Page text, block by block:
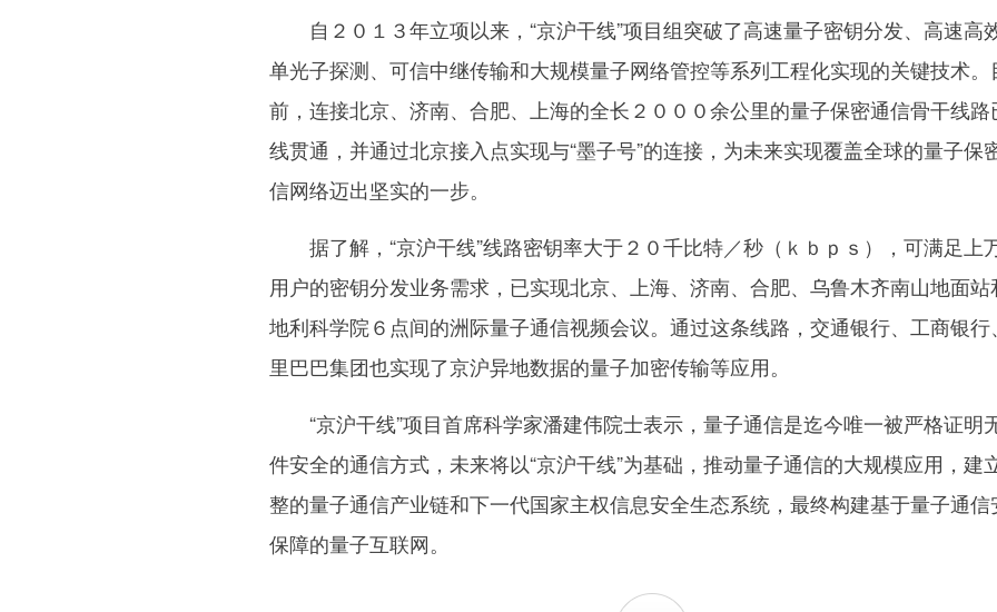
自２０１３年立项以来，“京沪干线”项目组突破了高速量子密钥分发、高速高
单光子探测、可信中继传输和大规模量子网络管控等系列工程化实现的关键技术。
前，连接北京、济南、合肥、上海的全长２０００余公里的量子保密通信骨干线路
线贯通，并通过北京接入点实现与“墨子号”的连接，为未来实现覆盖全球的量子保
信网络迈出坚实的一步。
据了解，“京沪干线”线路密钥率大于２０千比特／秒（ｋｂｐｓ），可满足上
用户的密钥分发业务需求，已实现北京、上海、济南、合肥、乌鲁木齐南山地面站
地利科学院６点间的洲际量子通信视频会议。通过这条线路，交通银行、工商银行
里巴巴集团也实现了京沪异地数据的量子加密传输等应用。
“京沪干线”项目首席科学家潘建伟院士表示，量子通信是迄今唯一被严格证明
件安全的通信方式，未来将以“京沪干线”为基础，推动量子通信的大规模应用，建
整的量子通信产业链和下一代国家主权信息安全生态系统，最终构建基于量子通信
保障的量子互联网。